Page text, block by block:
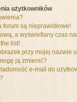
użytkowników
są nieprawidłowe!
a wyświetlany czas
list!
przy mojej nazwie
ją zmienić?
e-mail do